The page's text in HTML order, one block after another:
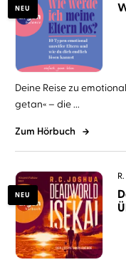
NEU
Deine Reise zu
getan« – die ...
Zum Hörbuch
NEU